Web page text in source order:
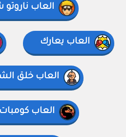
العاب
العاب يعارك
العاب خلق
العاب